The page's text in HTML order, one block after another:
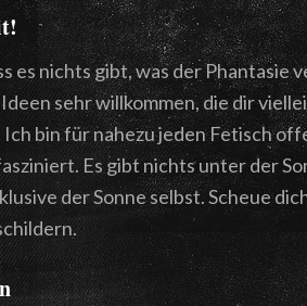
es nichts gibt, was der Phantasie
sehr willkommen, die dir
bin für nahezu jeden Fetisch
Es gibt nichts unter der
der Sonne selbst. Scheue